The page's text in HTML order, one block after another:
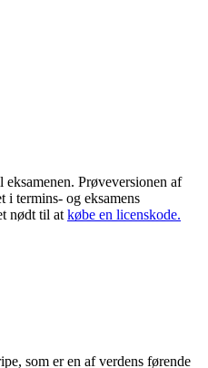
Prøveversionen af
i termins- og eksamens
nødt til at købe en licenskode.
som er en af verdens førende